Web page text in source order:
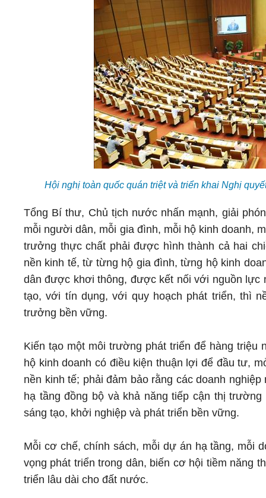
Hội nghị toàn quốc quán triệt và triển khai Nghị
Tổng Bí thư, Chủ tịch nước nhấn mạnh, giải
mỗi người dân, mỗi gia đình, mỗi hộ kinh doanh,
trưởng thực chất phải được hình thành cả hai
nền kinh tế, từ từng hộ gia đình, từng hộ kinh
dân được khơi thông, được kết nối với nguồn
tạo, với tín dụng, với quy hoạch phát triển, thì
trưởng bền vững.
Kiến tạo một môi trường phát triển để hàng
hộ kinh doanh có điều kiện thuận lợi để đầu tư,
nền kinh tế; phải đảm bảo rằng các doanh
hạ tầng đồng bộ và khả năng tiếp cận thị
sáng tạo, khởi nghiệp và phát triển bền vững.
Mỗi cơ chế, chính sách, mỗi dự án hạ tầng, mỗi
vọng phát triển trong dân, biến cơ hội tiềm năng
triển lâu dài cho đất nước.